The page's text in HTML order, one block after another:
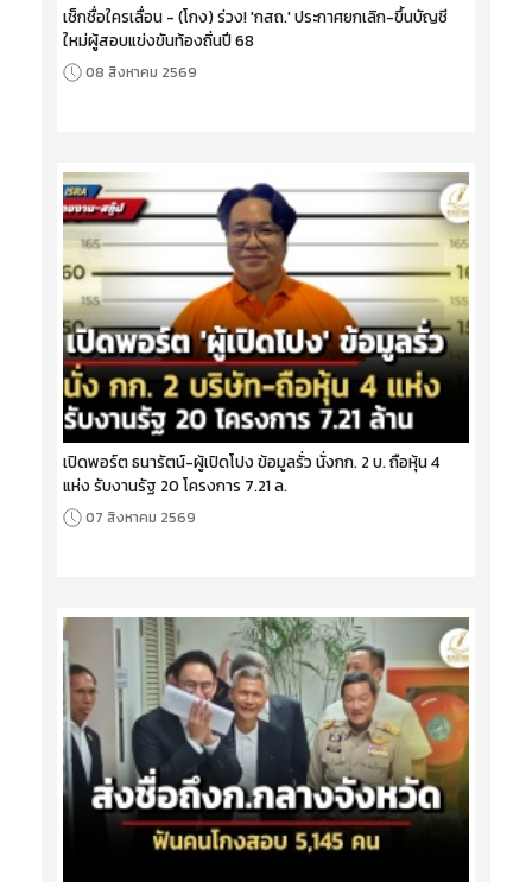
เช็กชื่อใครเลื่อน - (โกง) ร่วง! 'กสถ.' ประกาศยกเลิก-ขึ้นบัญชี
ใหม่ผู้สอบแข่งขันท้องถิ่นปี 68
08 สิงหาคม 2569
เปิดพอร์ต ธนารัตน์-ผู้เปิดโปง ข้อมูลรั่ว นั่งกก. 2 บ. ถือหุ้น 4
แห่ง รับงานรัฐ 20 โครงการ 7.21 ล.
07 สิงหาคม 2569